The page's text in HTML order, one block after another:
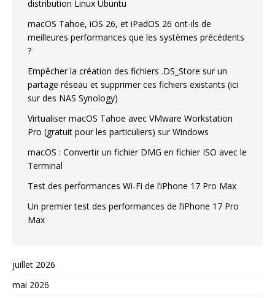
distribution Linux Ubuntu
macOS Tahoe, iOS 26, et iPadOS 26 ont-ils de
meilleures performances que les systèmes précédents
?
Empêcher la création des fichiers .DS_Store sur un
partage réseau et supprimer ces fichiers existants (ici
sur des NAS Synology)
Virtualiser macOS Tahoe avec VMware Workstation
Pro (gratuit pour les particuliers) sur Windows
macOS : Convertir un fichier DMG en fichier ISO avec le
Terminal
Test des performances Wi-Fi de l’iPhone 17 Pro Max
Un premier test des performances de l’iPhone 17 Pro
Max
juillet 2026
mai 2026